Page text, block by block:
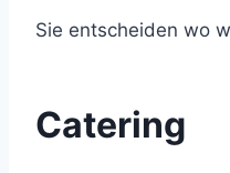
Sie entscheiden wo
Catering